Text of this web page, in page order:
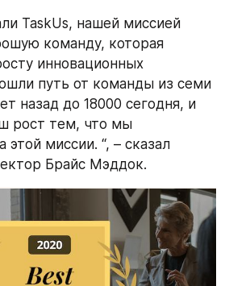
TaskUs, нашей миссией
команду, которая
инновационных
путь от команды из семи
назад до 18000 сегодня, и
рост тем, что мы
этой миссии. “, – сказал
Брайс Мэддок.